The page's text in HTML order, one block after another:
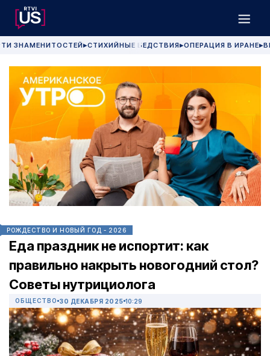
ЗНАМЕНИТОСТЕЙ▶СТИХИЙНЫЕ БЕДСТВИЯ▶ОПЕРАЦИЯ В ИРАНЕ▶
РОЖДЕСТВО И НОВЫЙ ГОД - 2026
Еда праздник не испортит: как
правильно накрыть новогодний стол?
Советы нутрициолога
ОБЩЕСТВО 30 ДЕКАБРЯ 2025 10:29